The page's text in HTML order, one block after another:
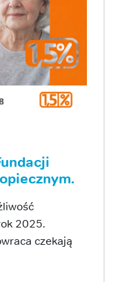
2025.
czekają